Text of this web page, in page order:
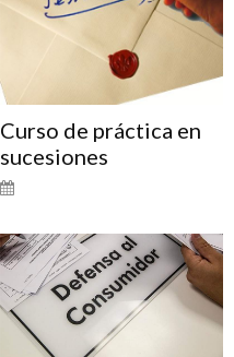
Curso de práctica en
sucesiones